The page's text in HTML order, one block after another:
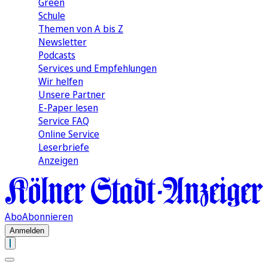
Schule
Themen von A bis Z
Newsletter
Podcasts
Services und Empfehlungen
Wir helfen
Unsere Partner
E-Paper lesen
Service FAQ
Online Service
Leserbriefe
Anzeigen
AboAbonnieren
Anmelden